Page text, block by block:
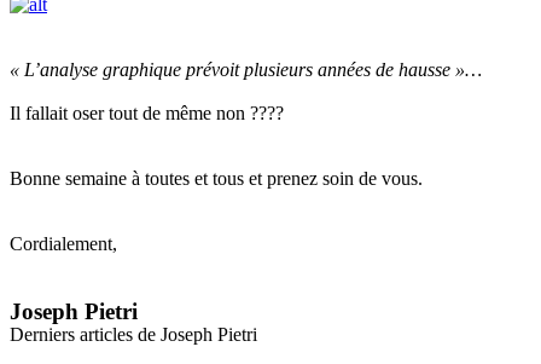
« L’analyse graphique prévoit plusieurs années de hausse »…
Il fallait oser tout de même non ????
Bonne semaine à toutes et tous et prenez soin de vous.
Cordialement,
Joseph Pietri
Derniers articles de Joseph Pietri